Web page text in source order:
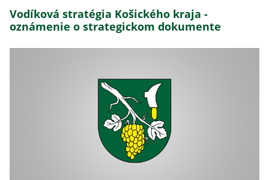
Vodíková stratégia Košického kraja -
oznámenie o strategickom dokumente